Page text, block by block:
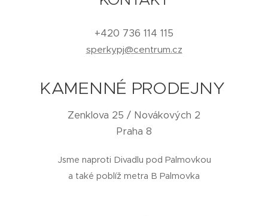
+420 736 114 115
sperkypj@centrum.cz
KAMENNÉ PRODEJNY
Zenklova 25 / Novákových 2
Praha 8
Jsme naproti Divadlu pod Palmovkou
a také poblíž metra B Palmovka